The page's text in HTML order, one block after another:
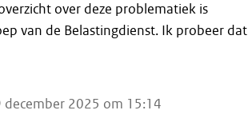
over deze problematiek is
van de Belastingdienst. Ik probeer dat
december 2025 om 15:14